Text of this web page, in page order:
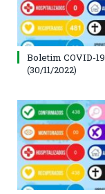
Boletim COVID-19
(30/11/2022)